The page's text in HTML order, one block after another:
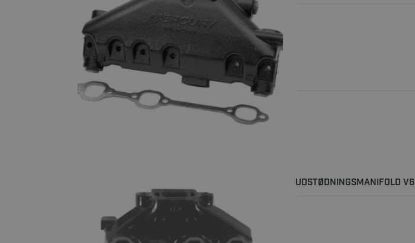
UDSTØDNINGSMANIFOLD V6